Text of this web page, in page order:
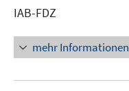
öffnen
IAB-FDZ
mehr Informationen